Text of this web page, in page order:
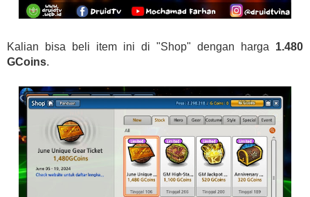
Kalian bisa beli item ini di "Shop" dengan harga 1.480
GCoins.